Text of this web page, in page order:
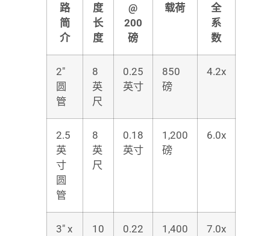
路
简
介
度
长
度
@
200
磅
载荷
全
系
数
2″
圆
管
8
英
尺
0.25
英寸
850
磅
4.2x
2.5
英
寸
圆
管
8
英
尺
0.18
英寸
1,200
磅
6.0x
3″ x
10
0.22
1,400
7.0x